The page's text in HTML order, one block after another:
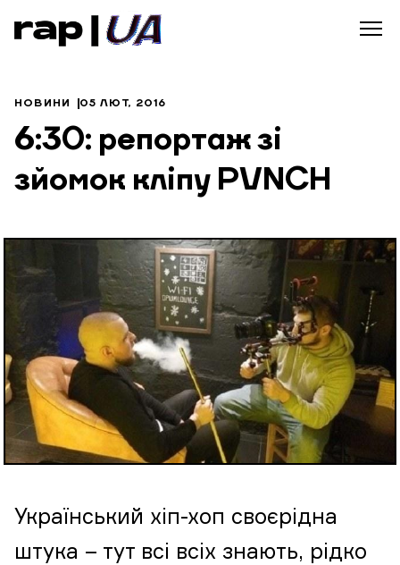
НОВИНИ 05 ЛЮТ, 2016
6:30: репортаж зі
зйомок кліпу PVNCH
Український хіп-хоп своєрідна
штука – тут всі всіх знають, рідко